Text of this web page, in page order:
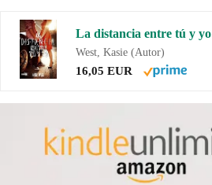
La distancia entre tú y yo
West, Kasie (Autor)
16,05 EUR